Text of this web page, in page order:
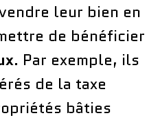
leur bien en
de bénéficier
. Par exemple, ils
de la taxe
bâties